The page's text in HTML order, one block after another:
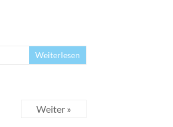
Weiterlesen
Weiter »